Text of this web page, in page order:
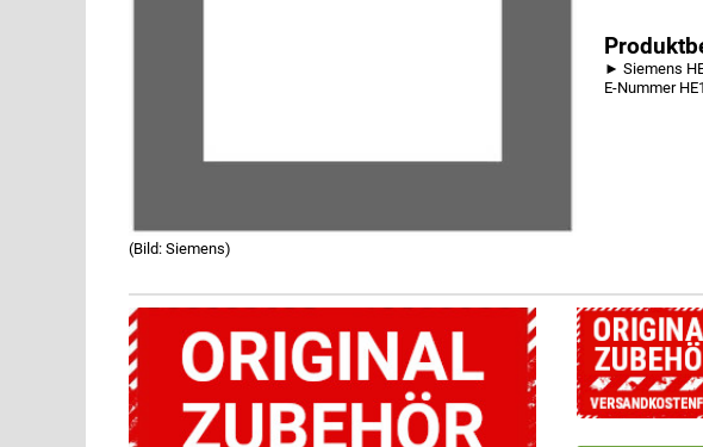
(Bild: Siemens)
► Siemens
E-Nummer